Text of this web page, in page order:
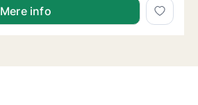
Mere info